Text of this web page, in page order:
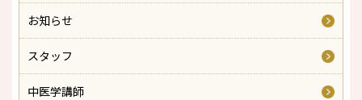
お知らせ
スタッフ
中医学講師